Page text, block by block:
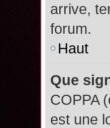
arrive,
forum.
Haut
Que
COPPA
est une